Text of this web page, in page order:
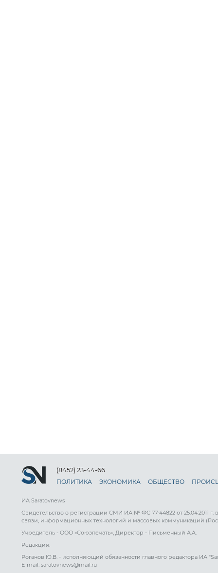
(8452) 23-44-66
ПОЛИТИКА ЭКОНОМИКА ОБЩЕСТВО
ИА Saratovnews
Свидетельство о регистрации СМИ ИА № ФС 77-44822 от 25.04.2011
связи, информационных технологий и массовых коммуникаций
Учредитель - ООО «Союзпечать», Директор - Письменный А.А.
Редакция:
Роганов Ю.В. - исполняющий обязанности главного редактора ИА
E-mail: saratovnews@mail.ru